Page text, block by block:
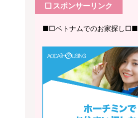
❏ スポンサーリンク
■□ベトナムでのお家探し□■